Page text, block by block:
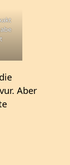
Aber